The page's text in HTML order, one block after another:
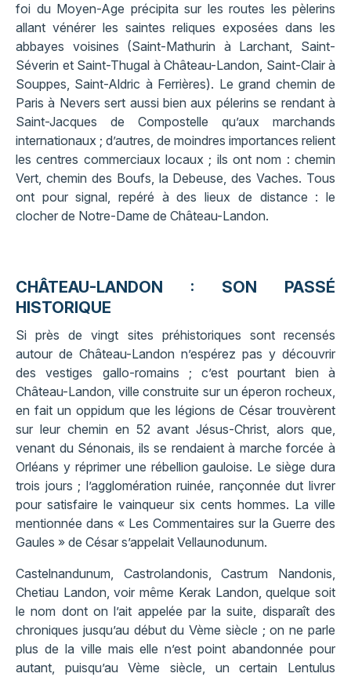
foi du Moyen-Age précipita sur les routes les pèlerins
allant vénérer les saintes reliques exposées dans les
abbayes voisines (Saint-Mathurin à Larchant, Saint-
Séverin et Saint-Thugal à Château-Landon, Saint-Clair à
Souppes, Saint-Aldric à Ferrières). Le grand chemin de
Paris à Nevers sert aussi bien aux pélerins se rendant à
Saint-Jacques de Compostelle qu’aux marchands
internationaux ; d’autres, de moindres importances relient
les centres commerciaux locaux ; ils ont nom : chemin
Vert, chemin des Boufs, la Debeuse, des Vaches. Tous
ont pour signal, repéré à des lieux de distance : le
clocher de Notre-Dame de Château-Landon.
CHÂTEAU-LANDON : SON PASSÉ
HISTORIQUE
Si près de vingt sites préhistoriques sont recensés
autour de Château-Landon n’espérez pas y découvrir
des vestiges gallo-romains ; c’est pourtant bien à
Château-Landon, ville construite sur un éperon rocheux,
en fait un oppidum que les légions de César trouvèrent
sur leur chemin en 52 avant Jésus-Christ, alors que,
venant du Sénonais, ils se rendaient à marche forcée à
Orléans y réprimer une rébellion gauloise. Le siège dura
trois jours ; l’agglomération ruinée, rançonnée dut livrer
pour satisfaire le vainqueur six cents hommes. La ville
mentionnée dans « Les Commentaires sur la Guerre des
Gaules » de César s’appelait Vellaunodunum.
Castelnandunum, Castrolandonis, Castrum Nandonis,
Chetiau Landon, voir même Kerak Landon, quelque soit
le nom dont on l’ait appelée par la suite, disparaît des
chroniques jusqu’au début du Vème siècle ; on ne parle
plus de la ville mais elle n’est point abandonnée pour
autant, puisqu’au Vème siècle, un certain Lentulus